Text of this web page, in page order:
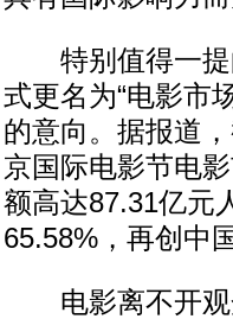
特别值得一提
式更名为“电影市
的意向。据报道
京国际电影节电
额高达87.31亿元
65.58%，再创中
电影离不开观